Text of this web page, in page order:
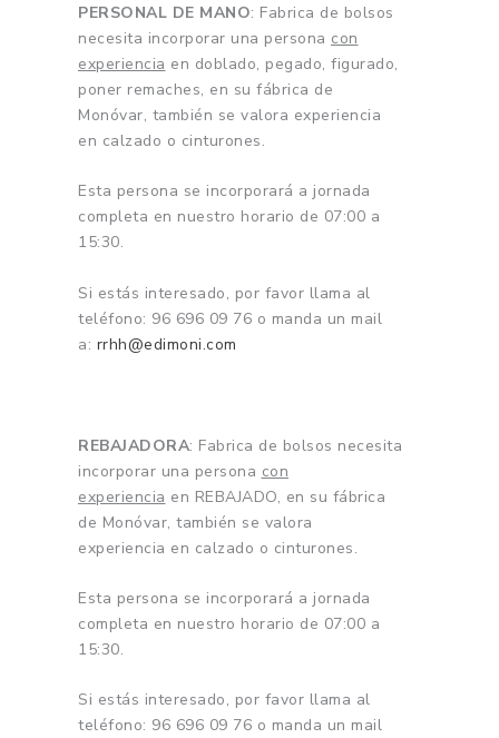
PERSONAL DE MANO: Fabrica de bolsos
necesita incorporar una persona con
experiencia en doblado, pegado, figurado,
poner remaches, en su fábrica de
Monóvar, también se valora experiencia
en calzado o cinturones.
Esta persona se incorporará a jornada
completa en nuestro horario de 07:00 a
15:30.
Si estás interesado, por favor llama al
teléfono: 96 696 09 76 o manda un mail
a: rrhh@edimoni.com
REBAJADORA: Fabrica de bolsos necesita
incorporar una persona con
experiencia en REBAJADO, en su fábrica
de Monóvar, también se valora
experiencia en calzado o cinturones.
Esta persona se incorporará a jornada
completa en nuestro horario de 07:00 a
15:30.
Si estás interesado, por favor llama al
teléfono: 96 696 09 76 o manda un mail